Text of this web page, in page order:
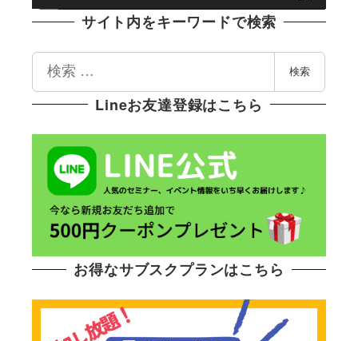
サイト内をキーワードで検索
索
検索
Lineお友達登録はこちら
お得なサブスクプランはこちら